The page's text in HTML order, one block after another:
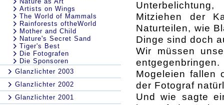
Artists on Wings
The World of Mammals
Rainforests oftheWorld
Mother and Child
Nature's Secret Sand
Tiger's Best
Die Fotografen
Die Sponsoren
Glanzlichter 2003
Glanzlichter 2002
Glanzlichter 2001
Mitziehen der
Naturteilen, wie
Dinge sind doch
Wir müssen
entgegenbringen.
Mogeleien fallen
der Fotograf
Und wie sagte